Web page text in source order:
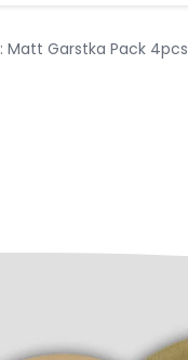
Matt Garstka Pack 4pcs